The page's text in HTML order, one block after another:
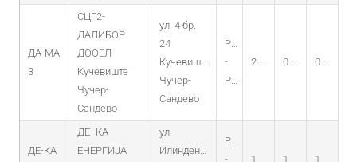
ДА-МА
3
СЦГ2-
ДАЛИБОР
ДООЕЛ
Кучевиште
Чучер-
Сандево
ул. 4 бр.
24
Кучевиште
Чучер-
Сандево
PO
-
PV
25.07.2014 09.07.2014 09.07.2029
ДЕ-КА
ДЕ- КА
ЕНЕРГИЈА
ул.
Илинденска
PO
-